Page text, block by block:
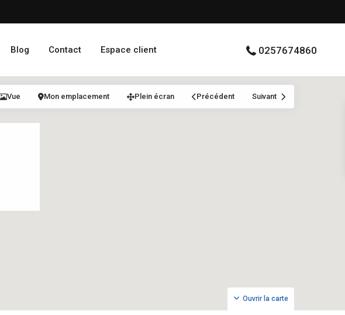
Blog Contact Espace client 0257674860
Ouvrir la carte
Vue Mon emplacement Plein écran Précédent Suivant